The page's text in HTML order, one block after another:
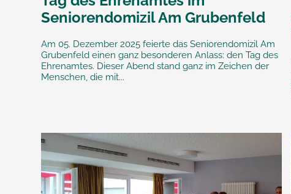
Seniorendomizil Am Grubenfeld
Am 05. Dezember 2025 feierte das Seniorendomizil Am
Grubenfeld einen ganz besonderen Anlass: den Tag des
Ehrenamtes. Dieser Abend stand ganz im Zeichen der
Menschen, die mit...